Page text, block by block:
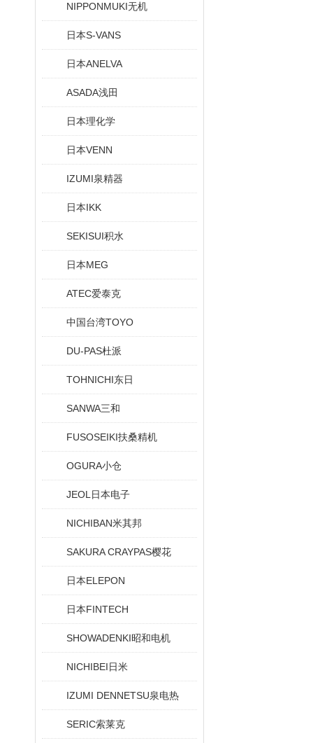
NIPPONMUKI无机
日本S-VANS
日本ANELVA
ASADA浅田
日本理化学
日本VENN
IZUMI泉精器
日本IKK
SEKISUI积水
日本MEG
ATEC爱泰克
中国台湾TOYO
DU-PAS杜派
TOHNICHI东日
SANWA三和
FUSOSEIKI扶桑精机
OGURA小仓
JEOL日本电子
NICHIBAN米其邦
SAKURA CRAYPAS樱花
日本ELEPON
日本FINTECH
SHOWADENKI昭和电机
NICHIBEI日米
IZUMI DENNETSU泉电热
SERIC索莱克